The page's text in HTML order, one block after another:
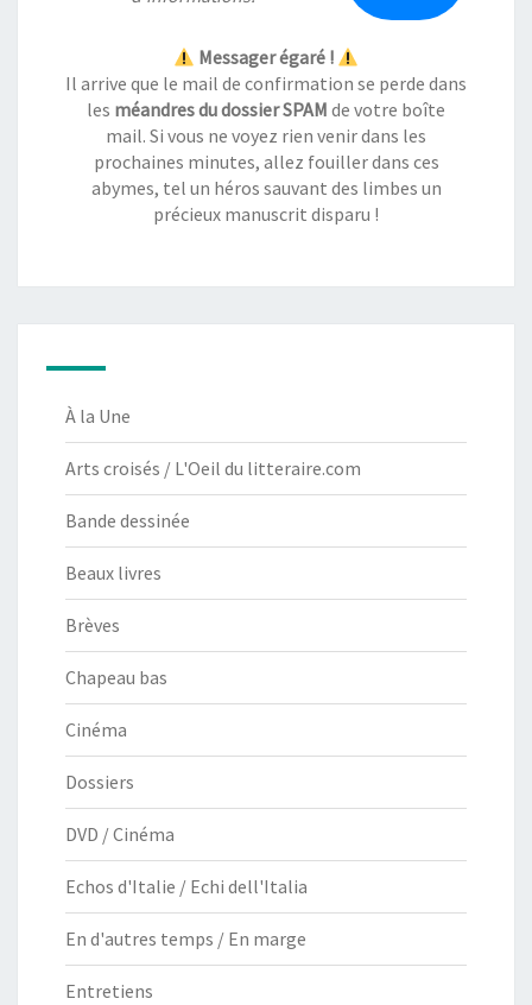
Messager égaré !
Il arrive que le mail de confirmation se perde dans
les méandres du dossier SPAM de votre boîte
mail. Si vous ne voyez rien venir dans les
prochaines minutes, allez fouiller dans ces
abymes, tel un héros sauvant des limbes un
précieux manuscrit disparu !
À la Une
Arts croisés / L'Oeil du litteraire.com
Bande dessinée
Beaux livres
Brèves
Chapeau bas
Cinéma
Dossiers
DVD / Cinéma
Echos d'Italie / Echi dell'Italia
En d'autres temps / En marge
Entretiens